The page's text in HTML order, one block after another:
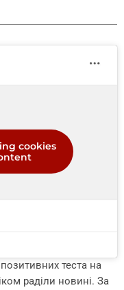
cookies
теста на
раділи новині. За